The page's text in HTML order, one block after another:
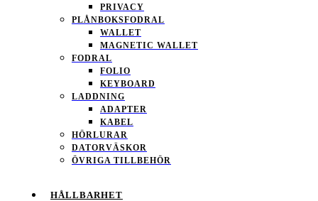
PRIVACY
PLÅNBOKSFODRAL
WALLET
MAGNETIC WALLET
FODRAL
FOLIO
KEYBOARD
LADDNING
ADAPTER
KABEL
HÖRLURAR
DATORVÄSKOR
ÖVRIGA TILLBEHÖR
HÅLLBARHET